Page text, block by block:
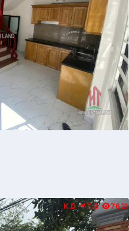
K.D T.B 7621